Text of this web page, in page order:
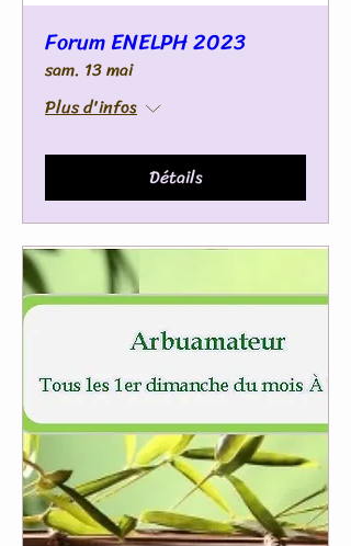
Forum ENELPH 2023
sam. 13 mai
Plus d'infos
Détails